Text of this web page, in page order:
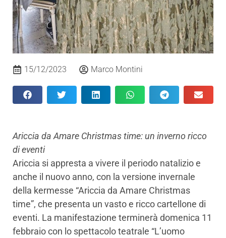
15/12/2023 Marco Montini
Ariccia da Amare Christmas time: un inverno ricco
di eventi
Ariccia si appresta a vivere il periodo natalizio e
anche il nuovo anno, con la versione invernale
della kermesse “Ariccia da Amare Christmas
time”, che presenta un vasto e ricco cartellone di
eventi. La manifestazione terminerà domenica 11
febbraio con lo spettacolo teatrale “L’uomo